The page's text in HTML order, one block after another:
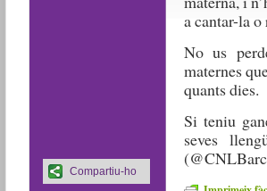
a cantar-la
No us
maternes
quants dies.
Si teniu
seves
Compartiu-ho